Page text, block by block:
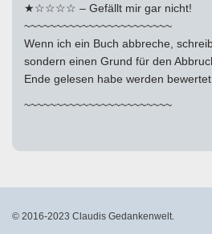
★☆☆☆☆ – Gefällt mir gar nicht!
~~~~~~~~~~~~~~~~~~~~~~~
Wenn ich ein Buch abbreche,
sondern einen Grund für den
Ende gelesen habe werden bewertet.
~~~~~~~~~~~~~~~~~~~~~~~
© 2016-2023 Claudis Gedankenwelt.